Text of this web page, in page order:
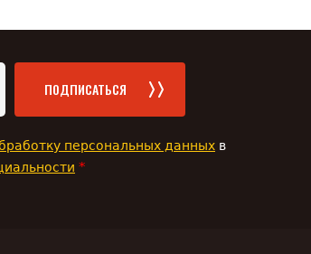
персональных данных в
*
ПОДПИСАТЬСЯ